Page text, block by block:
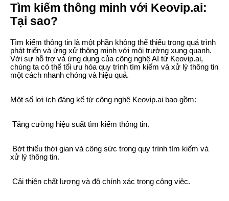
Tìm kiếm thông minh với Keovip.ai:
Tại sao?
Tìm kiếm thông tin là một phần không thể thiếu trong quá trình
phát triển và ứng xử thông minh với môi trường xung quanh.
Với sự hỗ trợ và ứng dụng của công nghệ AI từ Keovip.ai,
chúng ta có thể tối ưu hóa quy trình tìm kiếm và xử lý thông tin
một cách nhanh chóng và hiệu quả.
Một số lợi ích đáng kể từ công nghệ Keovip.ai bao gồm:
Tăng cường hiệu suất tìm kiếm thông tin.
Bớt thiểu thời gian và công sức trong quy trình tìm kiếm và
xử lý thông tin.
Cải thiện chất lượng và độ chính xác trong công việc.